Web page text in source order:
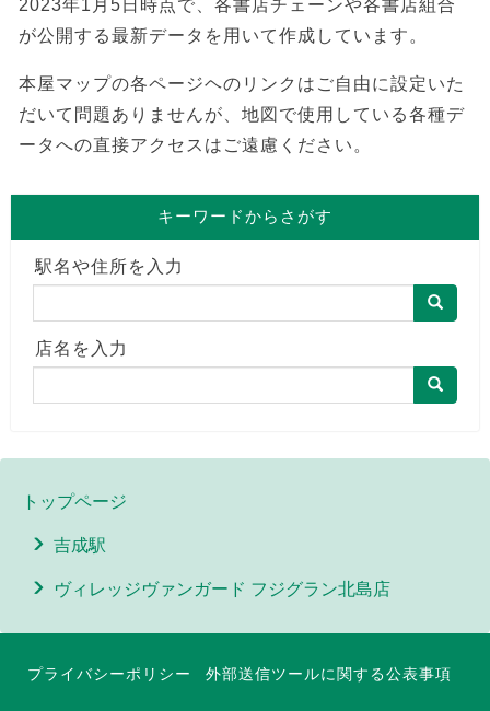
2023年1月5日時点で、各書店チェーンや各書店組合
が公開する最新データを用いて作成しています。
本屋マップの各ページヘのリンクはご自由に設定いた
だいて問題ありませんが、地図で使用している各種デ
ータへの直接アクセスはご遠慮ください。
キーワードからさがす
駅名や住所を入力
店名を入力
トップページ
吉成駅
ヴィレッジヴァンガード フジグラン北島店
プライバシーポリシー 外部送信ツールに関する公表事項